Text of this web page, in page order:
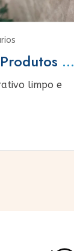
de
Manter
limpo e